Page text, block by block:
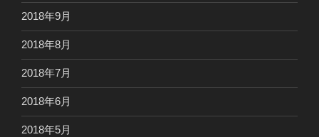
2018年9月
2018年8月
2018年7月
2018年6月
2018年5月